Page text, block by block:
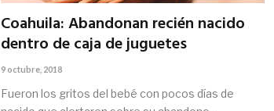
Coahuila: Abandonan recién nacido
dentro de caja de juguetes
9 octubre, 2018
Fueron los gritos del bebé con pocos días de